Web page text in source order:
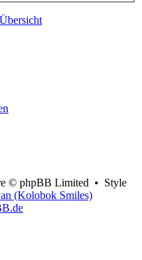
© phpBB Limited • Style
(Kolobok Smiles)